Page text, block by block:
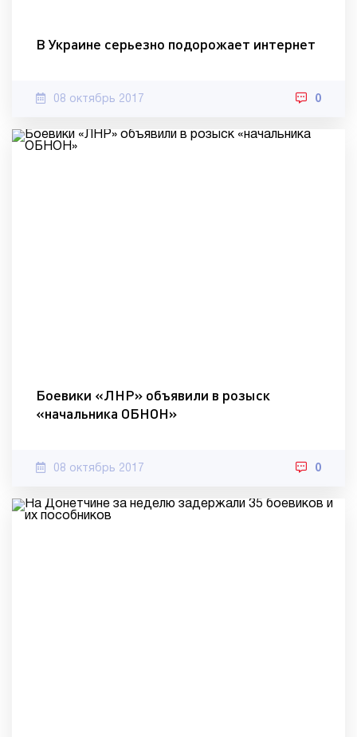
В Украине серьезно подорожает интернет
08 октябрь 2017 0
Боевики «ЛНР» объявили в розыск
«начальника ОБНОН»
08 октябрь 2017 0